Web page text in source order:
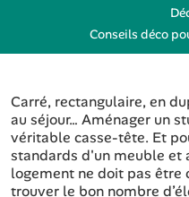
Conseils déco
Carré, rectangulaire, en
au séjour… Aménager un
véritable casse-tête. Et
standards d'un meuble et
logement ne doit pas être
trouver le bon nombre